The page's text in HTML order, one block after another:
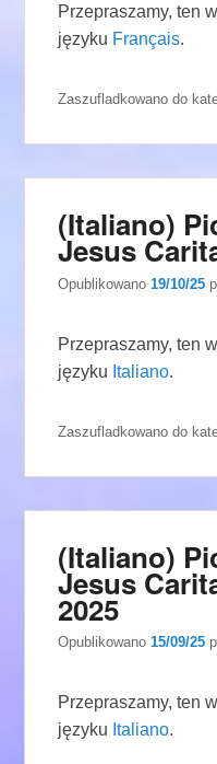
Przepraszamy, ten
języku Français.
Zaszufladkowano do
(Italiano)
Jesus
Opublikowano19/10/25
Przepraszamy, ten
języku Italiano.
Zaszufladkowano do
(Italiano)
Jesus
2025
Opublikowano15/09/25
Przepraszamy, ten
języku Italiano.